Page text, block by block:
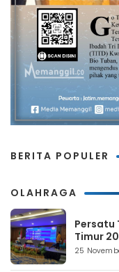
BERITA POPULER
OLAHRAGA
Persatu
Timur
25